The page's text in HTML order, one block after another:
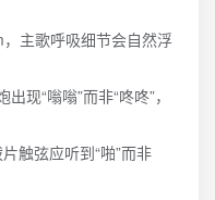
主歌呼吸细节会自然浮
现“嗡嗡”而非“咚咚”，
触弦应听到“啪”而非